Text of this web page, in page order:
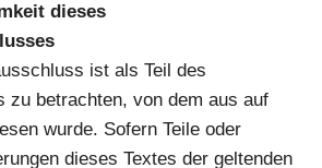
dieses
ist als Teil des
zu betrachten, von dem aus auf
wurde. Sofern Teile oder
dieses Textes der geltenden